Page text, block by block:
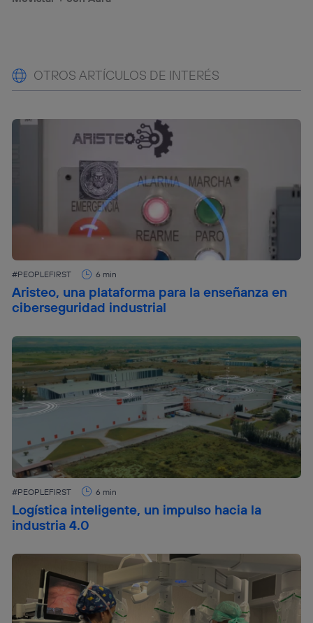
OTROS ARTÍCULOS DE INTERÉS
Aristeo, una plataforma para la enseñanza en
ciberseguridad industrial
#PEOPLEFIRST 6 min
Logística inteligente, un impulso hacia la
industria 4.0
#PEOPLEFIRST 6 min